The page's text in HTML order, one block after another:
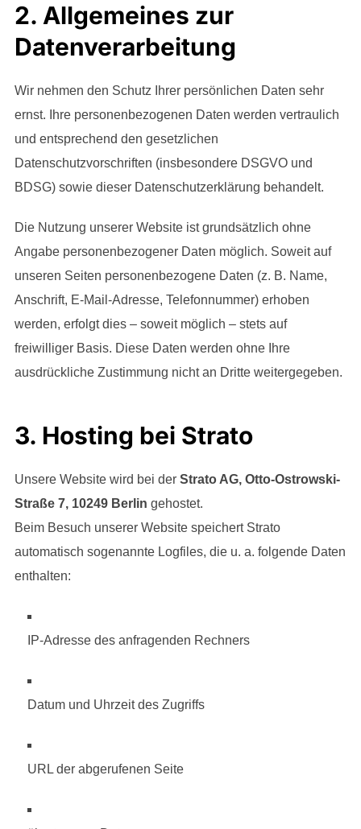
2. Allgemeines zur
Datenverarbeitung
Wir nehmen den Schutz Ihrer persönlichen Daten sehr
ernst. Ihre personenbezogenen Daten werden vertraulich
und entsprechend den gesetzlichen
Datenschutzvorschriften (insbesondere DSGVO und
BDSG) sowie dieser Datenschutzerklärung behandelt.
Die Nutzung unserer Website ist grundsätzlich ohne
Angabe personenbezogener Daten möglich. Soweit auf
unseren Seiten personenbezogene Daten (z. B. Name,
Anschrift, E-Mail-Adresse, Telefonnummer) erhoben
werden, erfolgt dies – soweit möglich – stets auf
freiwilliger Basis. Diese Daten werden ohne Ihre
ausdrückliche Zustimmung nicht an Dritte weitergegeben.
3. Hosting bei Strato
Unsere Website wird bei der Strato AG, Otto-Ostrowski-
Straße 7, 10249 Berlin gehostet.
Beim Besuch unserer Website speichert Strato
automatisch sogenannte Logfiles, die u. a. folgende Daten
enthalten:
IP-Adresse des anfragenden Rechners
Datum und Uhrzeit des Zugriffs
URL der abgerufenen Seite